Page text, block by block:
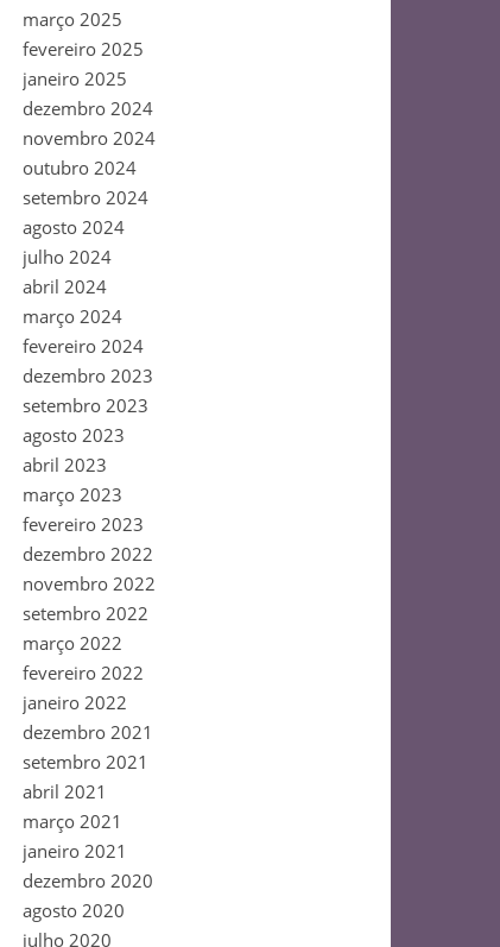
março 2025
fevereiro 2025
janeiro 2025
dezembro 2024
novembro 2024
outubro 2024
setembro 2024
agosto 2024
julho 2024
abril 2024
março 2024
fevereiro 2024
dezembro 2023
setembro 2023
agosto 2023
abril 2023
março 2023
fevereiro 2023
dezembro 2022
novembro 2022
setembro 2022
março 2022
fevereiro 2022
janeiro 2022
dezembro 2021
setembro 2021
abril 2021
março 2021
janeiro 2021
dezembro 2020
agosto 2020
julho 2020